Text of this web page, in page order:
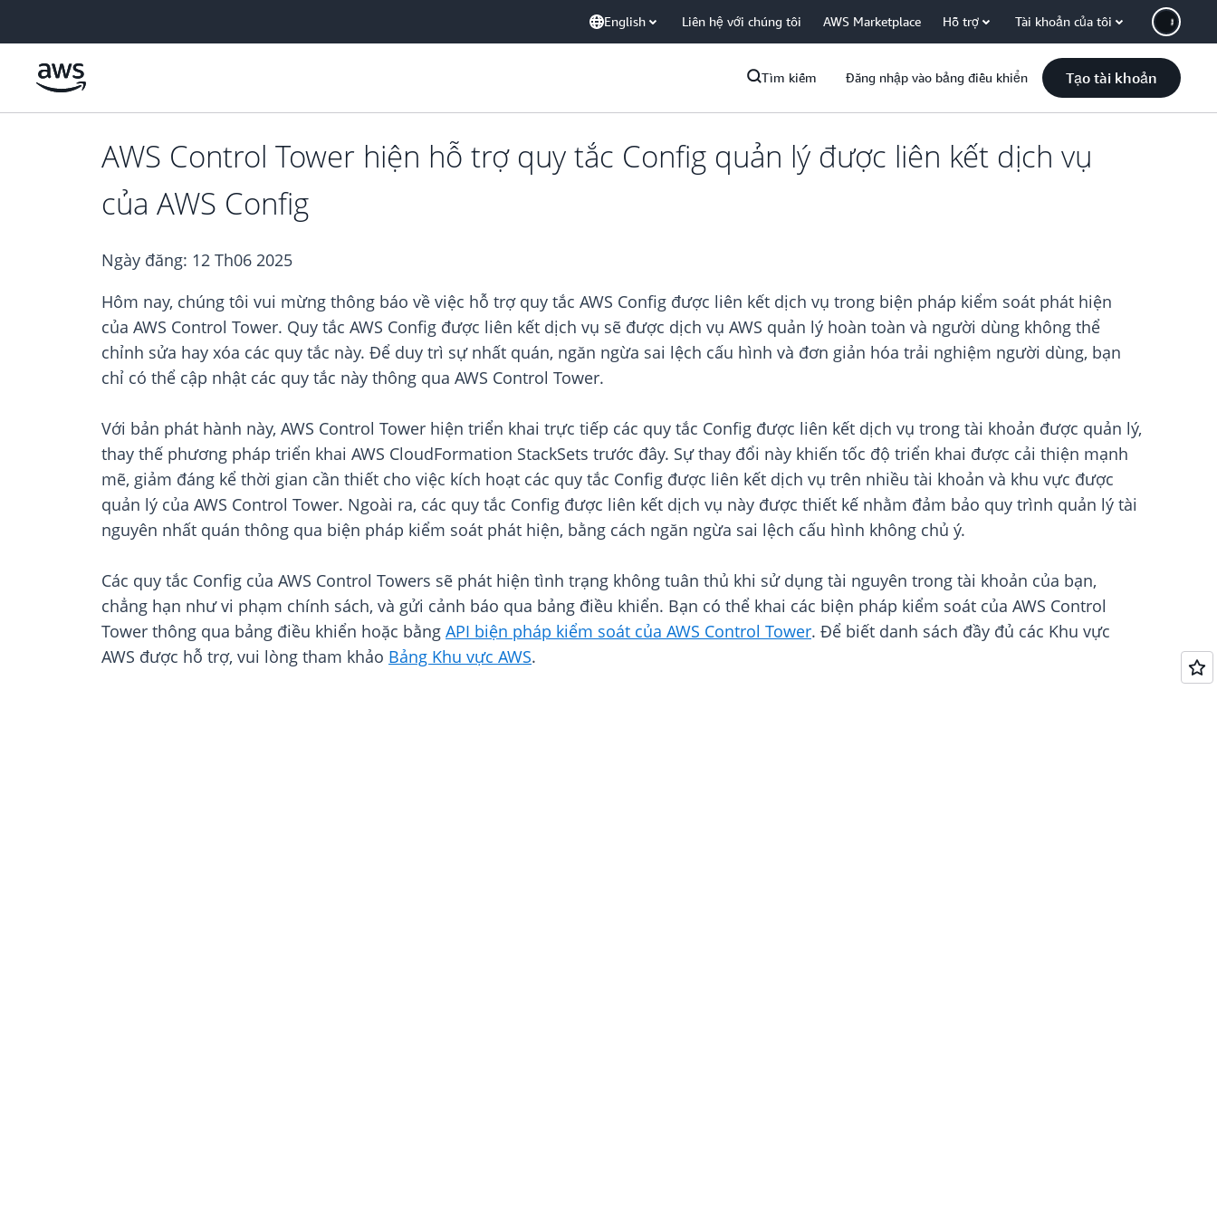
English Liên hệ với chúng tôi AWS Marketplace Hỗ trợ Tài khoản của tôi
Tìm kiếm Đăng nhập vào bảng điều khiển Tạo tài khoản
AWS Control Tower hiện hỗ trợ quy tắc Config quản lý được liên kết dịch vụ
của AWS Conﬁg
Ngày đăng: 12 Th06 2025
Hôm nay, chúng tôi vui mừng thông báo về việc hỗ trợ quy tắc AWS Conﬁg được liên kết dịch vụ trong biện pháp kiểm soát phát hiện
của AWS Control Tower. Quy tắc AWS Conﬁg được liên kết dịch vụ sẽ được dịch vụ AWS quản lý hoàn toàn và người dùng không thể
chỉnh sửa hay xóa các quy tắc này. Để duy trì sự nhất quán, ngăn ngừa sai lệch cấu hình và đơn giản hóa trải nghiệm người dùng, bạn
chỉ có thể cập nhật các quy tắc này thông qua AWS Control Tower.
Với bản phát hành này, AWS Control Tower hiện triển khai trực tiếp các quy tắc Config được liên kết dịch vụ trong tài khoản được quản lý,
thay thế phương pháp triển khai AWS CloudFormation StackSets trước đây. Sự thay đổi này khiến tốc độ triển khai được cải thiện mạnh
mẽ, giảm đáng kể thời gian cần thiết cho việc kích hoạt các quy tắc Config được liên kết dịch vụ trên nhiều tài khoản và khu vực được
quản lý của AWS Control Tower. Ngoài ra, các quy tắc Config được liên kết dịch vụ này được thiết kế nhằm đảm bảo quy trình quản lý tài
nguyên nhất quán thông qua biện pháp kiểm soát phát hiện, bằng cách ngăn ngừa sai lệch cấu hình không chủ ý.
Các quy tắc Config của AWS Control Towers sẽ phát hiện tình trạng không tuân thủ khi sử dụng tài nguyên trong tài khoản của bạn,
chẳng hạn như vi phạm chính sách, và gửi cảnh báo qua bảng điều khiển. Bạn có thể khai các biện pháp kiểm soát của AWS Control
Tower thông qua bảng điều khiển hoặc bằng API biện pháp kiểm soát của AWS Control Tower. Để biết danh sách đầy đủ các Khu vực
AWS được hỗ trợ, vui lòng tham khảo Bảng Khu vực AWS.